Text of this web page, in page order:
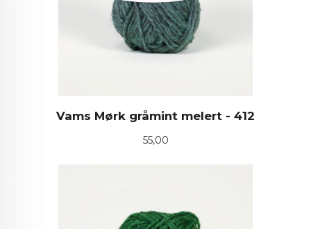
Vams Mørk gråmint melert - 412
Pris
55,00